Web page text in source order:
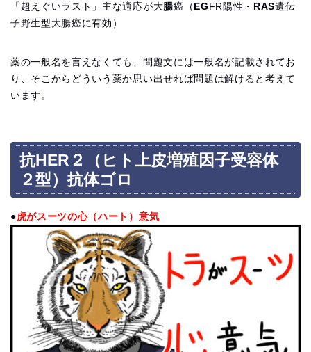
「超えぐいラスト」主な適応が大腸癌（ EG FR陽性・ RAS遺伝
子野生型大腸癌に有効）
薬の一般名を言えなくても、問題文には一般名が記載されてお
り、そこからどういう薬か思い出せれば問題は解けると考えて
います。
抗HER２（ヒト上皮増殖因子受容体
２型）抗体ゴロ
●虎がスーツの心（ハート）意気